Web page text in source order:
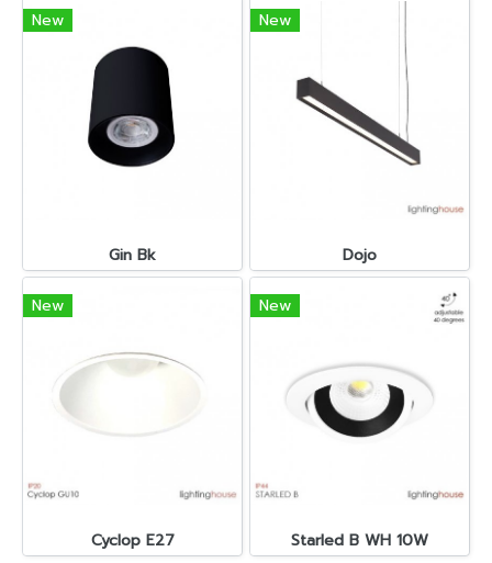
New
Gin Bk
New
Dojo
New
Cyclop E27
New
Starled B WH 10W